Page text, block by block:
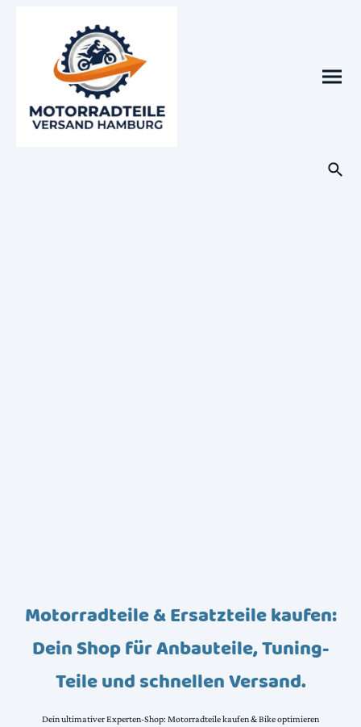
Motorradteile & Ersatzteile kaufen:
Dein Shop für Anbauteile, Tuning-
Teile und schnellen Versand.
Dein ultimativer Experten-Shop: Motorradteile kaufen & Bike optimieren